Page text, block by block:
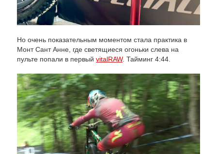
Но очень показательным моментом стала практика в
Монт Сант Анне, где светящиеся огоньки слева на
пульте попали в первый vitalRAW. Тайминг 4:44.